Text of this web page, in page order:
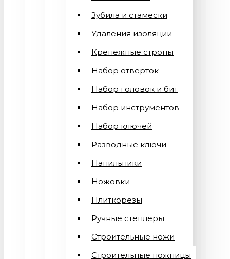
Зубила и стамески
Удаления изоляции
Крепежные стропы
Набор отверток
Набор головок и бит
Набор инструментов
Набор ключей
Разводные ключи
Напильники
Ножовки
Плиткорезы
Ручные степлеры
Строительные ножи
Строительные ножницы